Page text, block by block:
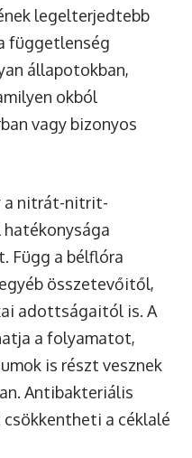
legelterjedtebb
függetlenség
állapotokban,
okból
vagy bizonyos
a nitrát-nitrit-
Függ a bélflóra
összetevőitől,
adottságaitól is. A
a folyamatot,
is részt vesznek
Antibakteriális
a céklalé